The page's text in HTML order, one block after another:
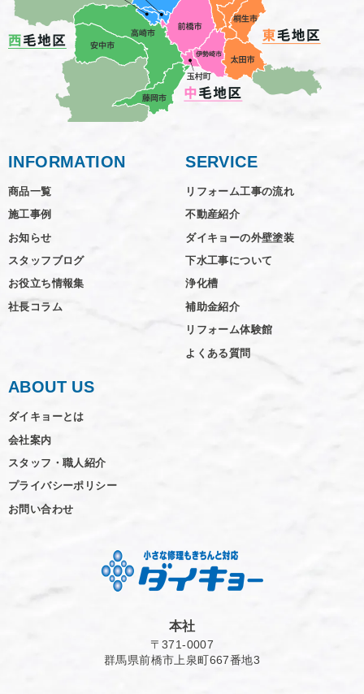
INFORMATION
商品一覧
施工事例
お知らせ
スタッフブログ
お役立ち情報集
社長コラム
SERVICE
リフォーム工事の流れ
不動産紹介
ダイキョーの外壁塗装
下水工事について
浄化槽
補助金紹介
リフォーム体験館
よくある質問
ABOUT US
ダイキョーとは
会社案内
スタッフ・職人紹介
プライバシーポリシー
お問い合わせ
本社
〒371-0007
群馬県前橋市上泉町667番地3